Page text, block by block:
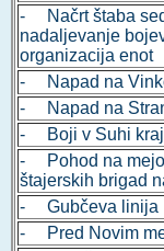
- Načrt štaba
nadaljevanje
organizacija enot
- Napad na
- Napad na
- Boji v Suhi
- Pohod na
štajerskih brigad
- Gubčeva linija
- Pred Novim